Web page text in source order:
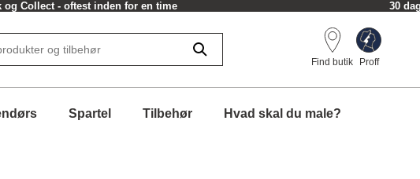
og Collect - oftest inden for en time 30
Find butik Proff
Spartel Tilbehør Hvad skal du male?